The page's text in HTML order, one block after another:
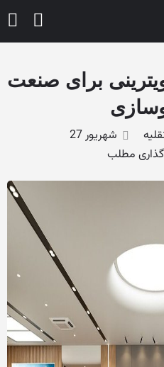
برای صنعت
شهریور 27
مطلب